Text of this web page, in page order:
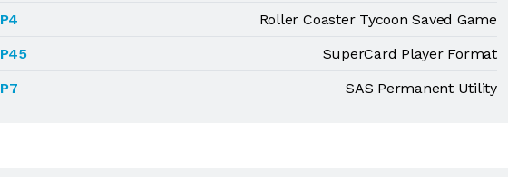
Roller Coaster Tycoon Saved Game
SuperCard Player Format
SAS Permanent Utility